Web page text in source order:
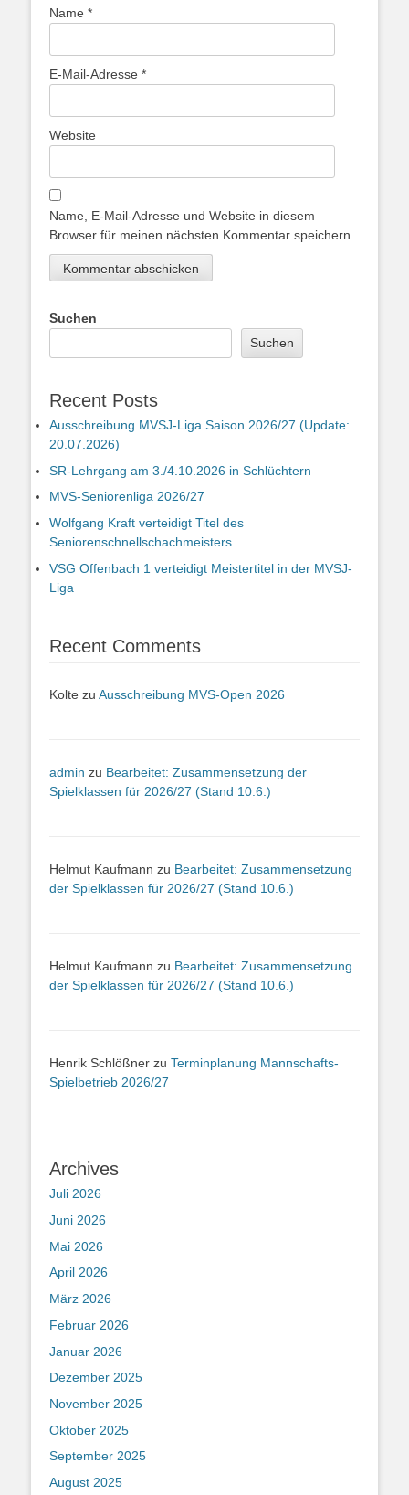
Name *
E-Mail-Adresse *
Website
Name, E-Mail-Adresse und Website in diesem
Browser für meinen nächsten Kommentar speichern.
Suchen
Suchen
Recent Posts
Ausschreibung MVSJ-Liga Saison 2026/27 (Update:
20.07.2026)
SR-Lehrgang am 3./4.10.2026 in Schlüchtern
MVS-Seniorenliga 2026/27
Wolfgang Kraft verteidigt Titel des
Seniorenschnellschachmeisters
VSG Offenbach 1 verteidigt Meistertitel in der MVSJ-
Liga
Recent Comments
Kolte zu Ausschreibung MVS-Open 2026
admin zu Bearbeitet: Zusammensetzung der
Spielklassen für 2026/27 (Stand 10.6.)
Helmut Kaufmann zu Bearbeitet: Zusammensetzung
der Spielklassen für 2026/27 (Stand 10.6.)
Helmut Kaufmann zu Bearbeitet: Zusammensetzung
der Spielklassen für 2026/27 (Stand 10.6.)
Henrik Schlößner zu Terminplanung Mannschafts-
Spielbetrieb 2026/27
Archives
Juli 2026
Juni 2026
Mai 2026
April 2026
März 2026
Februar 2026
Januar 2026
Dezember 2025
November 2025
Oktober 2025
September 2025
August 2025